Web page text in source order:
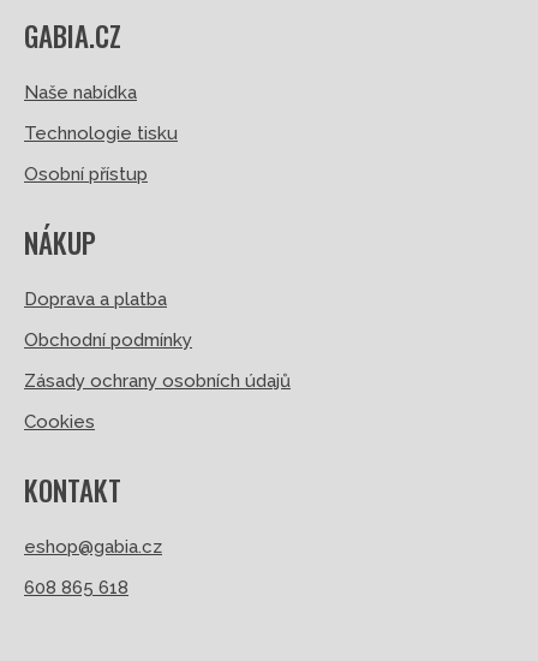
GABIA.CZ
Naše nabídka
Technologie tisku
Osobní přístup
NÁKUP
Doprava a platba
Obchodní podmínky
Zásady ochrany osobních údajů
Cookies
KONTAKT
eshop@gabia.cz
608 865 618